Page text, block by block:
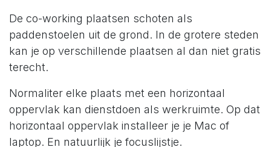
De co-working plaatsen schoten als
paddenstoelen uit de grond. In de grotere steden
kan je op verschillende plaatsen al dan niet gratis
terecht.
Normaliter elke plaats met een horizontaal
oppervlak kan dienstdoen als werkruimte. Op dat
horizontaal oppervlak installeer je je Mac of
laptop. En natuurlijk je focuslijstje.